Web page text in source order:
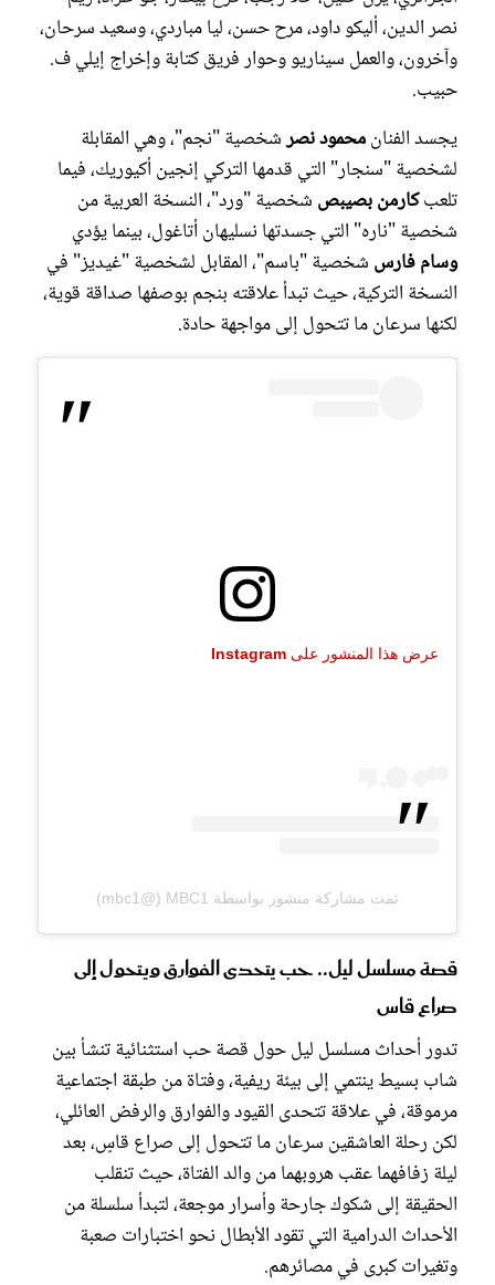
نصر الدين، أليكو داود، مرح حسن، ليا مباردي، وسعيد سرحان،
وآخرون، والعمل سيناريو وحوار فريق كتابة وإخراج إيلي ف.
حبيب.
يجسد الفنانمحمود نصرشخصية "نجم"، وهي المقابلة
لشخصية "سنجار" التي قدمها التركي إنجين أكيوريك، فيما
تلعبكارمن بصيبص شخصية "ورد"، النسخة العربية من
شخصية "ناره" التي جسدتها نسليهان أتاغول، بينما يؤدي
وسام فارس شخصية "باسم"، المقابل لشخصية "غيديز" في
النسخة التركية، حيث تبدأ علاقته بنجم بوصفها صداقة قوية،
لكنها سرعان ما تتحول إلى مواجهة حادة.
عرض هذا المنشور على Instagram
تمت مشاركة منشور بواسطة ‏MBC1‏ (@‏mbc1‏)
قصة مسلسل ليل.. حب يتحدى الفوارق ويتحول إلى
صراع قاس
تدور أحداث مسلسل ليل حول قصة حب استثنائية تنشأ بين
شاب بسيط ينتمي إلى بيئة ريفية، وفتاة من طبقة اجتماعية
مرموقة، في علاقة تتحدى القيود والفوارق والرفض العائلي،
لكن رحلة العاشقين سرعان ما تتحول إلى صراع قاسٍ، بعد
ليلة زفافهما عقب هروبهما من والد الفتاة، حيث تنقلب
الحقيقة إلى شكوك جارحة وأسرار موجعة، لتبدأ سلسلة من
الأحداث الدرامية التي تقود الأبطال نحو اختبارات صعبة
وتغيرات كبرى في مصائرهم.